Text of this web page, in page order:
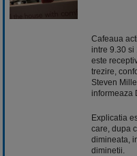
Cafeaua
intre 9.30
este
trezire,
Steven
informeaza
Explicatia
care, dupa
dimineata,
diminetii.